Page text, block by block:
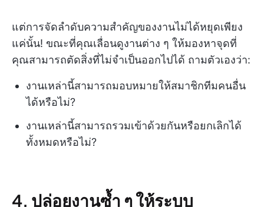
แต่การจัดลำดับความสำคัญของงานไม่ได้หยุดเพียง
แค่นั้น! ขณะที่คุณเลื่อนดูงานต่าง ๆ ให้มองหาจุดที่
คุณสามารถตัดสิ่งที่ไม่จำเป็นออกไปได้ ถามตัวเองว่า:
งานเหล่านี้สามารถมอบหมายให้สมาชิกทีมคนอื่น
ได้หรือไม่?
งานเหล่านี้สามารถรวมเข้าด้วยกันหรือยกเลิกได้
ทั้งหมดหรือไม่?
4. ปล่อยงานซ้ำ ๆ ให้ระบบ